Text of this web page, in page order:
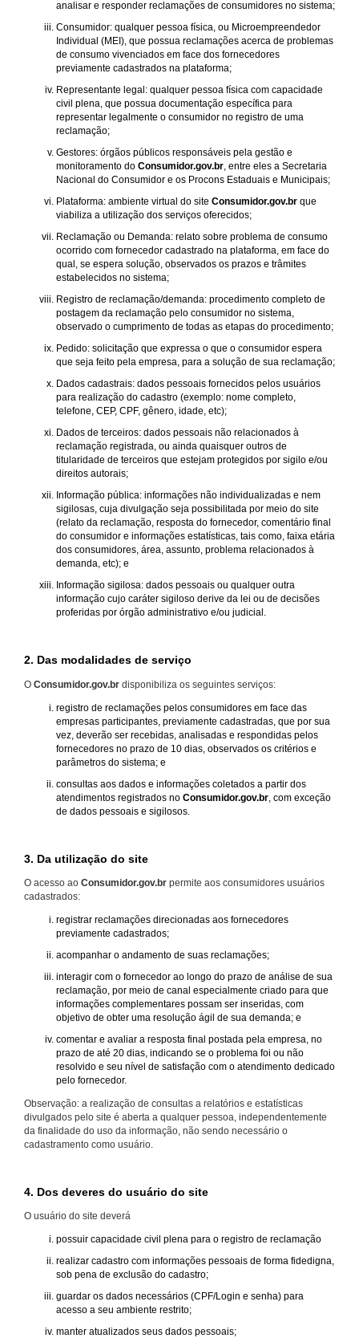
analisar e responder reclamações de consumidores no sistema;
Consumidor: qualquer pessoa física, ou Microempreendedor
Individual (MEI), que possua reclamações acerca de problemas
de consumo vivenciados em face dos fornecedores
previamente cadastrados na plataforma;
Representante legal: qualquer pessoa física com capacidade
civil plena, que possua documentação específica para
representar legalmente o consumidor no registro de uma
reclamação;
Gestores: órgãos públicos responsáveis pela gestão e
monitoramento do Consumidor.gov.br, entre eles a Secretaria
Nacional do Consumidor e os Procons Estaduais e Municipais;
Plataforma: ambiente virtual do site Consumidor.gov.br que
viabiliza a utilização dos serviços oferecidos;
Reclamação ou Demanda: relato sobre problema de consumo
ocorrido com fornecedor cadastrado na plataforma, em face do
qual, se espera solução, observados os prazos e trâmites
estabelecidos no sistema;
Registro de reclamação/demanda: procedimento completo de
postagem da reclamação pelo consumidor no sistema,
observado o cumprimento de todas as etapas do procedimento;
Pedido: solicitação que expressa o que o consumidor espera
que seja feito pela empresa, para a solução de sua reclamação;
Dados cadastrais: dados pessoais fornecidos pelos usuários
para realização do cadastro (exemplo: nome completo,
telefone, CEP, CPF, gênero, idade, etc);
Dados de terceiros: dados pessoais não relacionados à
reclamação registrada, ou ainda quaisquer outros de
titularidade de terceiros que estejam protegidos por sigilo e/ou
direitos autorais;
Informação pública: informações não individualizadas e nem
sigilosas, cuja divulgação seja possibilitada por meio do site
(relato da reclamação, resposta do fornecedor, comentário final
do consumidor e informações estatísticas, tais como, faixa etária
dos consumidores, área, assunto, problema relacionados à
demanda, etc); e
Informação sigilosa: dados pessoais ou qualquer outra
informação cujo caráter sigiloso derive da lei ou de decisões
proferidas por órgão administrativo e/ou judicial.
2. Das modalidades de serviço
O Consumidor.gov.br disponibiliza os seguintes serviços:
registro de reclamações pelos consumidores em face das
empresas participantes, previamente cadastradas, que por sua
vez, deverão ser recebidas, analisadas e respondidas pelos
fornecedores no prazo de 10 dias, observados os critérios e
parâmetros do sistema; e
consultas aos dados e informações coletados a partir dos
atendimentos registrados no Consumidor.gov.br , com exceção
de dados pessoais e sigilosos.
3. Da utilização do site
O acesso ao Consumidor.gov.br permite aos consumidores usuários
cadastrados:
registrar reclamações direcionadas aos fornecedores
previamente cadastrados;
acompanhar o andamento de suas reclamações;
interagir com o fornecedor ao longo do prazo de análise de sua
reclamação, por meio de canal especialmente criado para que
informações complementares possam ser inseridas, com
objetivo de obter uma resolução ágil de sua demanda; e
comentar e avaliar a resposta final postada pela empresa, no
prazo de até 20 dias, indicando se o problema foi ou não
resolvido e seu nível de satisfação com o atendimento dedicado
pelo fornecedor.
Observação: a realização de consultas a relatórios e estatísticas
divulgados pelo site é aberta a qualquer pessoa, independentemente
da finalidade do uso da informação, não sendo necessário o
cadastramento como usuário.
4. Dos deveres do usuário do site
O usuário do site deverá
possuir capacidade civil plena para o registro de reclamação
realizar cadastro com informações pessoais de forma fidedigna,
sob pena de exclusão do cadastro;
guardar os dados necessários (CPF/Login e senha) para
acesso a seu ambiente restrito;
manter atualizados seus dados pessoais;